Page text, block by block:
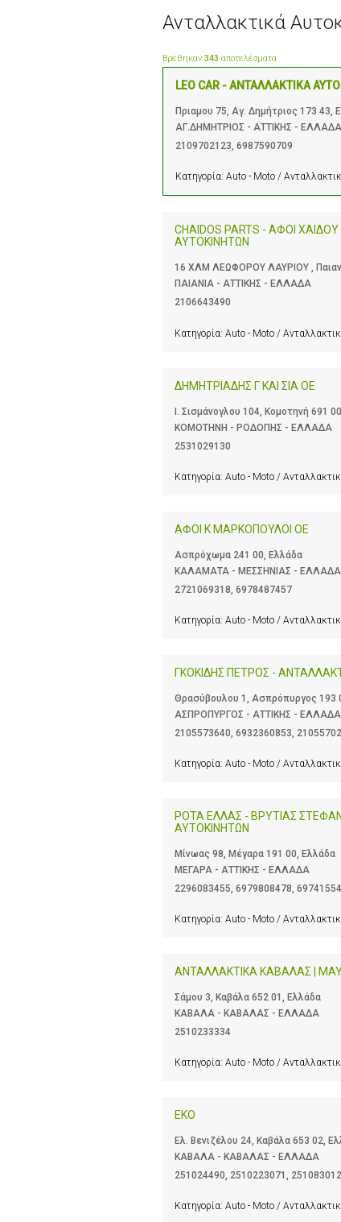
Ανταλλακτικά
Βρέθηκαν 343 αποτελέσματα
LEO CAR - ΑΝΤΑΛΛΑΚΤΙΚΑ
Πριαμου 75, Αγ. Δημήτριος 173 43,
ΑΓ.ΔΗΜΗΤΡΙΟΣ - ΑΤΤΙΚΗΣ - ΕΛΛΑΔΑ
2109702123, 6987590709
Κατηγορία: Auto - Moto /
CHAIDOS PARTS - ΑΦΟΙ
ΑΥΤΟΚΙΝΗΤΩΝ
16 ΧΛΜ ΛΕΩΦΟΡΟΥ ΛΑΥΡΙΟΥ ,
ΠΑΙΑΝΙΑ - ΑΤΤΙΚΗΣ - ΕΛΛΑΔΑ
2106643490
Κατηγορία: Auto - Moto /
ΔΗΜΗΤΡΙΑΔΗΣ Γ ΚΑΙ ΣΙΑ ΟΕ
Ι. Σισμάνογλου 104, Κομοτηνή 691
ΚΟΜΟΤΗΝΗ - ΡΟΔΟΠΗΣ - ΕΛΛΑΔΑ
2531029130
Κατηγορία: Auto - Moto /
ΑΦΟΙ Κ ΜΑΡΚΟΠΟΥΛΟΙ ΟΕ
Ασπρόχωμα 241 00, Ελλάδα
ΚΑΛΑΜΑΤΑ - ΜΕΣΣΗΝΙΑΣ - ΕΛΛΑΔΑ
2721069318 6978487457
Κατηγορία: Auto - Moto /
ΓΚΟΚΙΔΗΣ ΠΕΤΡΟΣ -
Θρασύβουλου 1, Ασπρόπυργος 193
ΑΣΠΡΟΠΥΡΓΟΣ - ΑΤΤΙΚΗΣ - ΕΛΛΑΔΑ
2105573640, 6932360853,
Κατηγορία: Auto - Moto /
POTA ΕΛΛΑΣ - ΒΡΥΤΙΑΣ
ΑΥΤΟΚΙΝΗΤΩΝ
Μίνωας 98, Μέγαρα 191 00, Ελλάδα
ΜΕΓΑΡΑ - ΑΤΤΙΚΗΣ - ΕΛΛΑΔΑ
2296083455, 6979808478,
Κατηγορία: Auto - Moto /
ΑΝΤΑΛΛΑΚΤΙΚΑ ΚΑΒΑΛΑΣ |
Σάμου 3, Καβάλα 652 01, Ελλάδα
ΚΑΒΑΛΑ - ΚΑΒΑΛΑΣ - ΕΛΛΑΔΑ
2510233334
Κατηγορία: Auto - Moto /
EKO
Ελ. Βενιζέλου 24, Καβάλα 653 02,
ΚΑΒΑΛΑ - ΚΑΒΑΛΑΣ - ΕΛΛΑΔΑ
251024490, 2510223071 ,
Κατηγορία: Auto - Moto /